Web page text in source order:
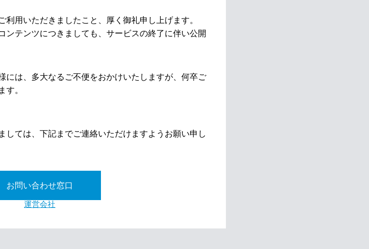
用いただきましたこと、厚く御礼申し上げます。
ンテンツにつきましても、サービスの終了に伴い公開
には、多大なるご不便をおかけいたしますが、何卒ご
す。
しては、下記までご連絡いただけますようお願い申し
お問い合わせ窓口
運営会社